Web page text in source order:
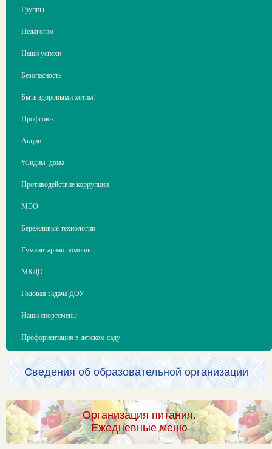
Группы
Педагогам
Наши успехи
Безопасность
Быть здоровыми хотим!
Профсоюз
Акции
#Сидим_дома
Противодействие коррупции
МЭО
Бережливые технологии
Гуманитарная помощь
МКДО
Годовая задача ДОУ
Наши спортсмены
Профориентация в детском саду
Сведения об образовательной организации
Организация питания.
Ежедневные меню